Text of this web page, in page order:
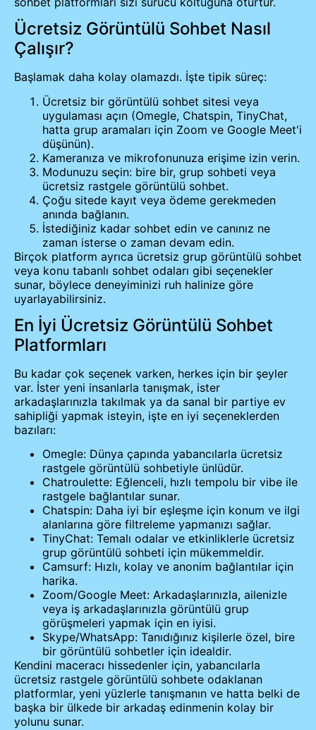
Ücretsiz Görüntülü Sohbet Nasıl
Çalışır?
Başlamak daha kolay olamazdı. İşte tipik süreç:
Ücretsiz bir görüntülü sohbet sitesi veya
uygulaması açın (Omegle, Chatspin, TinyChat,
hatta grup aramaları için Zoom ve Google Meet'i
düşünün).
Kameranıza ve mikrofonunuza erişime izin verin.
Modunuzu seçin: bire bir, grup sohbeti veya
ücretsiz rastgele görüntülü sohbet.
Çoğu sitede kayıt veya ödeme gerekmeden
anında bağlanın.
İstediğiniz kadar sohbet edin ve canınız ne
zaman isterse o zaman devam edin.
Birçok platform ayrıca ücretsiz grup görüntülü sohbet
veya konu tabanlı sohbet odaları gibi seçenekler
sunar, böylece deneyiminizi ruh halinize göre
uyarlayabilirsiniz.
En İyi Ücretsiz Görüntülü Sohbet
Platformları
Bu kadar çok seçenek varken, herkes için bir şeyler
var. İster yeni insanlarla tanışmak, ister
arkadaşlarınızla takılmak ya da sanal bir partiye ev
sahipliği yapmak isteyin, işte en iyi seçeneklerden
bazıları:
Omegle: Dünya çapında yabancılarla ücretsiz
rastgele görüntülü sohbetiyle ünlüdür.
Chatroulette: Eğlenceli, hızlı tempolu bir vibe ile
rastgele bağlantılar sunar.
Chatspin: Daha iyi bir eşleşme için konum ve ilgi
alanlarına göre filtreleme yapmanızı sağlar.
TinyChat: Temalı odalar ve etkinliklerle ücretsiz
grup görüntülü sohbeti için mükemmeldir.
Camsurf: Hızlı, kolay ve anonim bağlantılar için
harika.
Zoom/Google Meet: Arkadaşlarınızla, ailenizle
veya iş arkadaşlarınızla görüntülü grup
görüşmeleri yapmak için en iyisi.
Skype/WhatsApp: Tanıdığınız kişilerle özel, bire
bir görüntülü sohbetler için idealdir.
Kendini maceracı hissedenler için, yabancılarla
ücretsiz rastgele görüntülü sohbete odaklanan
platformlar, yeni yüzlerle tanışmanın ve hatta belki de
başka bir ülkede bir arkadaş edinmenin kolay bir
yolunu sunar.